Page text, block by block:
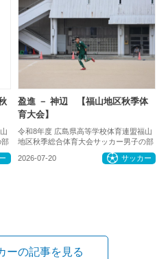
部
盈進 － 神辺 【福山地区秋季体
育大会】
令和8年度 広島県高等学校体育連盟福山
地区秋季総合体育大会サッカー男子の部
2026-07-20 サッカー
ーの記事を見る